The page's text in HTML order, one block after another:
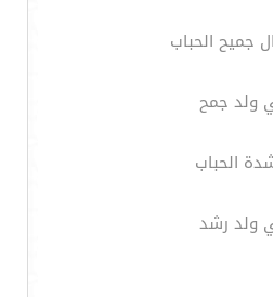
جميح الحباب
ولد جمح
الحباب
ولد رشد